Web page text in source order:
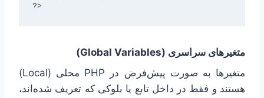
?>
متغیرهای سراسری (Global Variables)
متغیرها به صورت پیش‌فرض در PHP محلی (Local)
هستند و فقط در داخل تابع یا بلوکی که تعریف شده‌اند،